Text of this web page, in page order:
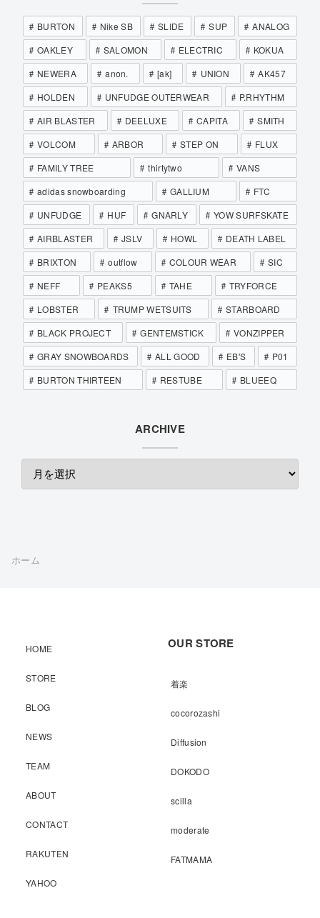
BURTON Nike SB SLIDE SUP
ANALOG
OAKLEY
SALOMON ELECTRIC
KOKUA
NEWERA
anon. [ak] UNION
AK457
HOLDEN
UNFUDGE OUTERWEAR
P.RHYTHM
AIR BLASTER
DEELUXE CAPITA
SMITH
VOLCOM
ARBOR STEP ON
FLUX
FAMILY TREE
thirtytwo
VANS
adidas snowboarding
GALLIUM
FTC
UNFUDGE
HUF GNARLY
YOW SURFSKATE
AIRBLASTER
JSLV HOWL
DEATH LABEL
BRIXTON
outflow COLOUR WEAR
SIC
NEFF
PEAKS5 TAHE
TRYFORCE
LOBSTER
TRUMP WETSUITS
STARBOARD
BLACK PROJECT
GENTEMSTICK
VONZIPPER
GRAY SNOWBOARDS
ALL GOOD EB'S
P01
BURTON THIRTEEN
RESTUBE BLUEEQ
ARCHIVE
ホーム
HOME
STORE
BLOG
NEWS
TEAM
ABOUT
CONTACT
RAKUTEN
YAHOO
OUR STORE
着楽
cocorozashi
Diffusion
DOKODO
scilla
moderate
FATMAMA